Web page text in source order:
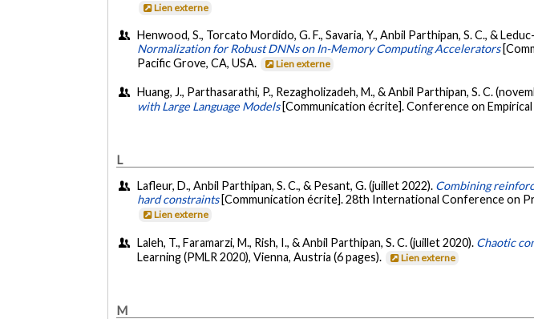
Lien externe
Henwood, S., Torcato Mordido, G. F., Savaria, Y., Anbil Parthipan, S. C., &
Normalization for Robust DNNs on In-Memory Computing Accelerators
Pacific Grove, CA, USA.
Lien externe
Huang, J., Parthasarathi, P., Rezagholizadeh, M., & Anbil Parthipan, S. C.
with Large Language Models [Communication écrite]. Conference on
L
Lafleur, D., Anbil Parthipan, S. C., & Pesant, G. (juillet 2022). Combining
hard constraints [Communication écrite]. 28th International Conference on
Lien externe
Laleh, T., Faramarzi, M., Rish, I., & Anbil Parthipan, S. C. (juillet 2020). Chaotic
Learning (PMLR 2020), Vienna, Austria (6 pages).
Lien externe
M